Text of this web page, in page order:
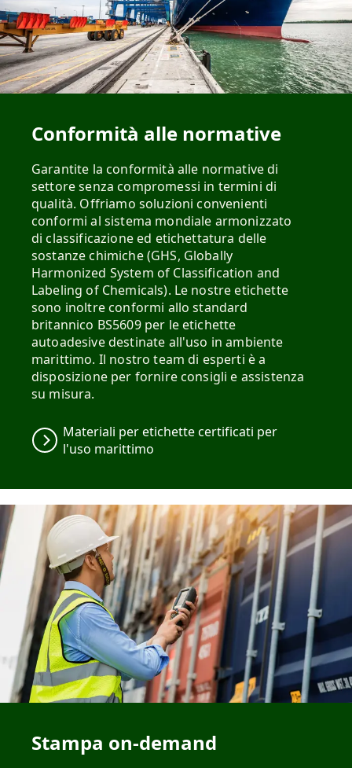
Conformità alle normative
Garantite la conformità alle normative di
settore senza compromessi in termini di
qualità. Offriamo soluzioni convenienti
conformi al sistema mondiale armonizzato
di classificazione ed etichettatura delle
sostanze chimiche (GHS, Globally
Harmonized System of Classification and
Labeling of Chemicals). Le nostre etichette
sono inoltre conformi allo standard
britannico BS5609 per le etichette
autoadesive destinate all'uso in ambiente
marittimo. Il nostro team di esperti è a
disposizione per fornire consigli e assistenza
su misura.
Materiali per etichette certificati per
l'uso marittimo
Stampa on-demand